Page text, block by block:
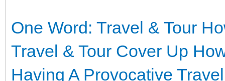
One Word: Travel & Tour
Travel & Tour Cover Up
Having A Provocative